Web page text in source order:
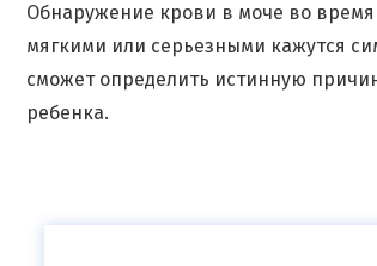
Обнаружение крови в моче во время
мягкими или серьезными кажутся
сможет определить истинную
ребенка.